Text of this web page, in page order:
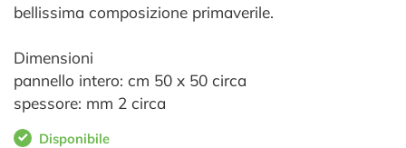
bellissima composizione primaverile.
Dimensioni
pannello intero: cm 50 x 50 circa
spessore: mm 2 circa
Disponibile